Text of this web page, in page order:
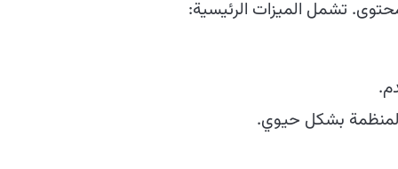
تشمل الميزات الرئيسية:
بشكل حيوي.